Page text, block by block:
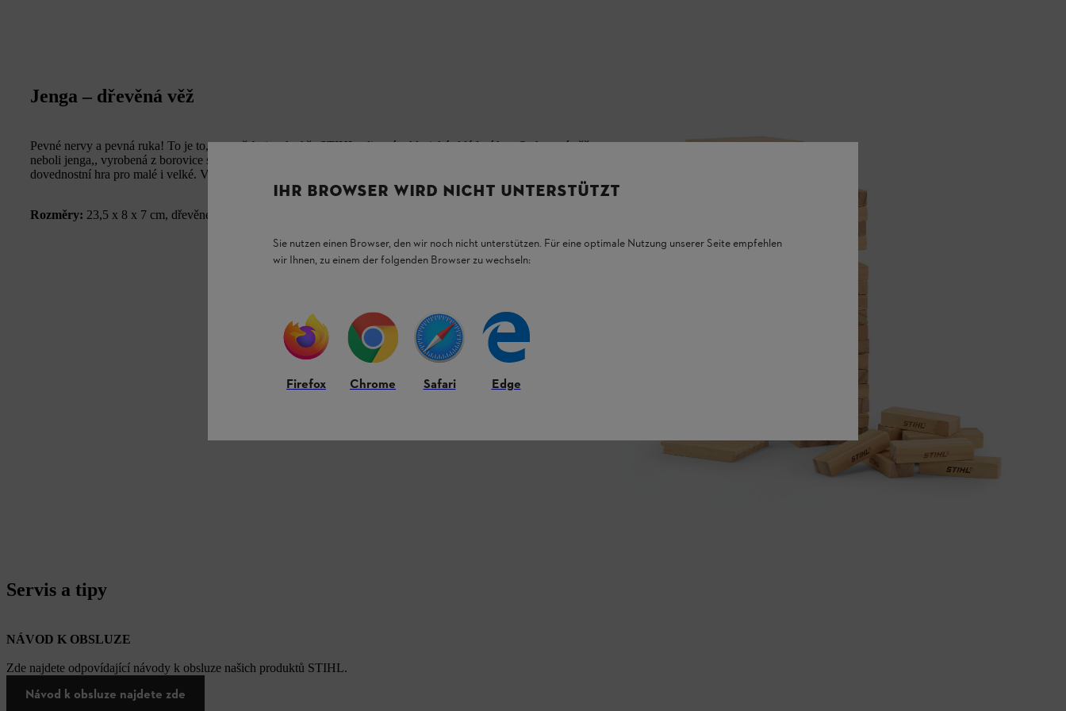
Jenga – dřevěná věž
Pevné nervy a pevná ruka! To je to, co potřebujete ke hře STIHL edice této klasické skládací hry. Stohovací věž,
neboli jenga,, vyrobená z borovice s certifikátem FSC, vyžaduje jistou ruku a jistě se osvědčí jako oblíbená
dovednostní hra pro malé i velké. Všech 54 bloků a úložný box jsou opatřeny laserem vyrytým logem STIHL.
Rozměry: 23,5 x 8 x 7 cm, dřevěné bloky 6 x 2 x 1,2 cm.
Servis a tipy
NÁVOD K OBSLUZE
Zde najdete odpovídající návody k obsluze našich produktů STIHL.
Návod k obsluze najdete zde
IHR BROWSER WIRD NICHT UNTERSTÜTZT
Sie nutzen einen Browser, den wir noch nicht unterstützen. Für eine optimale Nutzung unserer Seite empfehlen
wir Ihnen, zu einem der folgenden Browser zu wechseln:
Firefox Chrome Safari Edge